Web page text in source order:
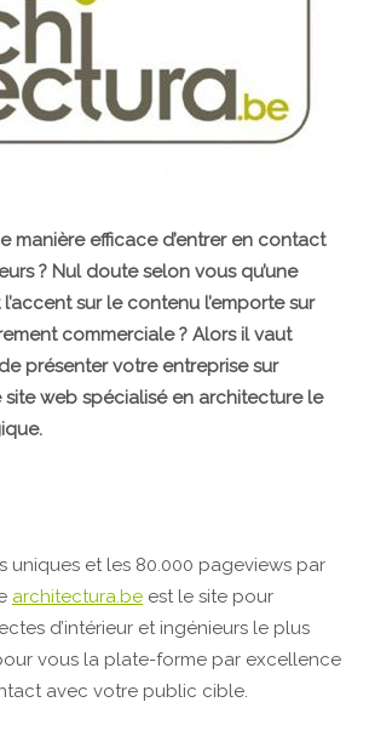
manière efficace d’entrer en contact
? Nul doute selon vous qu’une
sur le contenu l’emporte sur
commerciale ? Alors il vaut
présenter votre entreprise sur
web spécialisé en architecture le
uniques et les 80.000 pageviews par
architectura.be est le site pour
d’intérieur et ingénieurs le plus
vous la plate-forme par excellence
avec votre public cible.